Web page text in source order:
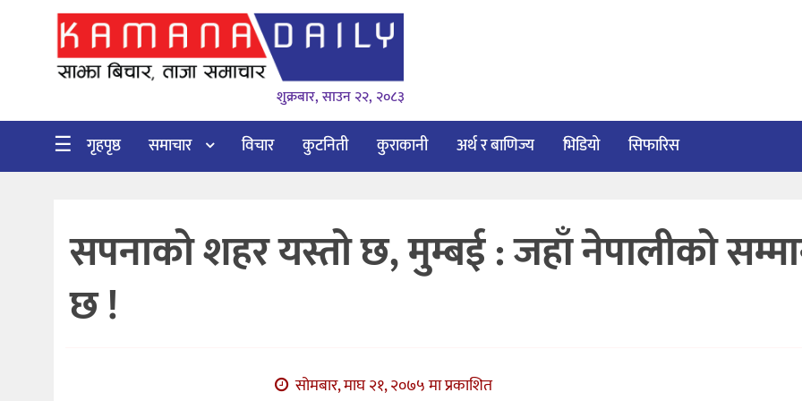
गृहपृष्ठ
विचार
कुटनिती
बाणिज्य
शुक्रबार, साउन २२, २०८३
☰ गृहपृष्ठ समाचार विचार कुटनिती कुराकानी अर्थ र बाणिज्य भिडियो सिफारिस
सपनाको शहर यस्ताे छ, मुम्बई : जहाँ नेपालीकाे
छ !
सोमबार, माघ २१, २०७५ मा प्रकाशित